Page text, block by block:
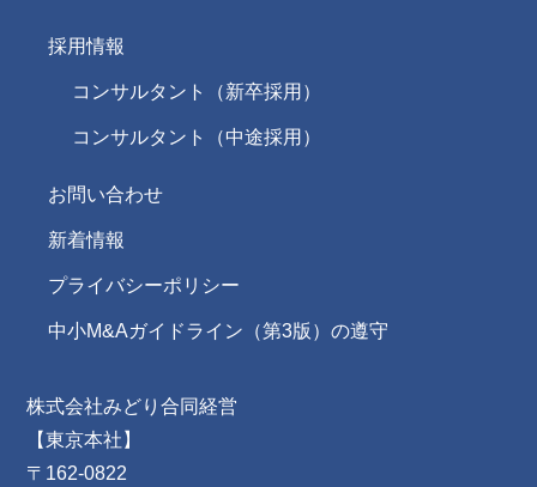
採用情報
コンサルタント（新卒採用）
コンサルタント（中途採用）
お問い合わせ
新着情報
プライバシーポリシー
中小M&Aガイドライン（第3版）の遵守
株式会社みどり合同経営
【東京本社】
〒162-0822